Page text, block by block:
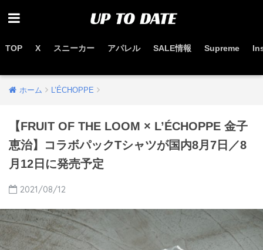
TOP X スニーカー アパレル SALE情報 Supreme
ホーム L’ÉCHOPPE
【FRUIT OF THE LOOM × L’ÉCHOPPE 金子
恵治】コラボパックTシャツが国内8月7日／8
月12日に発売予定
2021/08/12